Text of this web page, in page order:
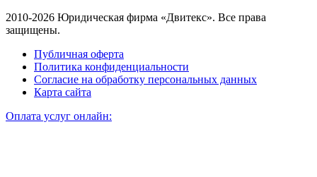
2010-2026 Юридическая фирма «Двитекс». Все права
защищены.
Публичная оферта
Политика конфиденциальности
Согласие на обработку персональных данных
Карта сайта
Оплата услуг онлайн: